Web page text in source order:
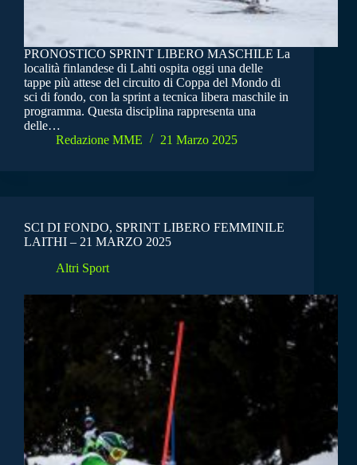
PRONOSTICO SPRINT LIBERO MASCHILE La
località finlandese di Lahti ospita oggi una delle
tappe più attese del circuito di Coppa del Mondo di
sci di fondo, con la sprint a tecnica libera maschile in
programma. Questa disciplina rappresenta una
delle…
Redazione MME
21 Marzo 2025
SCI DI FONDO, SPRINT LIBERO FEMMINILE
LAITHI – 21 MARZO 2025
Altri Sport